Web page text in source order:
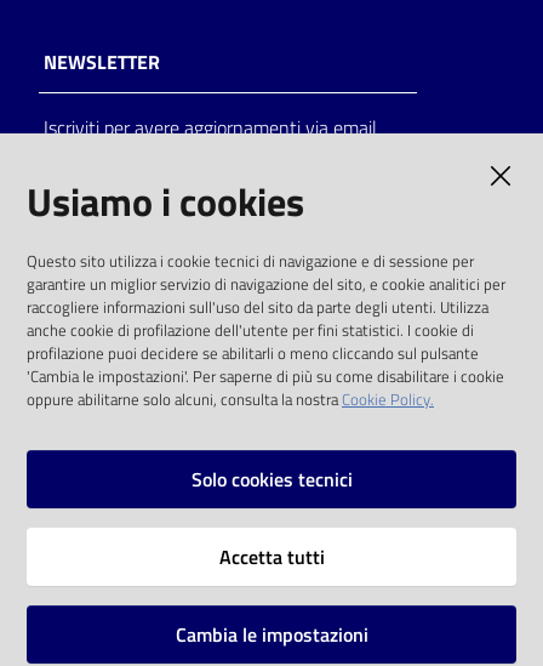
on line
Eventi
Chiedi al
bibliotecario
Avvisi
NEWSLETTER
Iscriviti per avere aggiornamenti via email
solo alle condizioni previste dalla direttiva
comunitaria 2003/98/CE e dal d.lgs. 36/2006
SOCIAL
Instagram
Vai alla pagina
Usiamo i cookies
Questo sito utilizza i cookie tecnici di navigazione e di sessione per
garantire un miglior servizio di navigazione del sito, e cookie analitici per
raccogliere informazioni sull'uso del sito da parte degli utenti. Utilizza
anche cookie di profilazione dell'utente per fini statistici. I cookie di
profilazione puoi decidere se abilitarli o meno cliccando sul pulsante
'Cambia le impostazioni'. Per saperne di più su come disabilitare i cookie
oppure abilitarne solo alcuni, consulta la nostraCookie Policy.
Solo cookies tecnici
Accetta tutti
Cambia le impostazioni